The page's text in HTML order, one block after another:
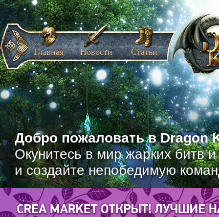
Добро пожаловать в Dragon
Окунитесь в мир жарких битв
и создайте непобедимую
Главная Новости Статьи